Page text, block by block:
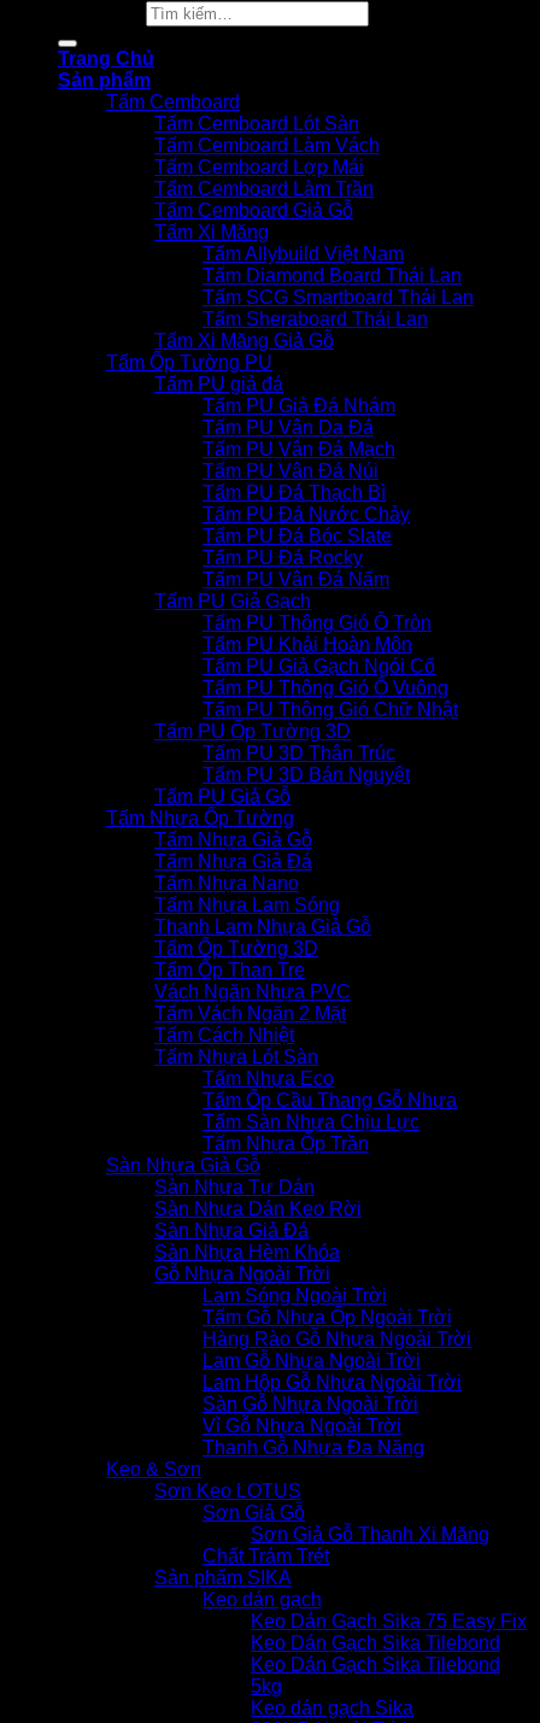
Trang Chủ
Sản phẩm
Tấm Cemboard
Tấm Cemboard Lót Sàn
Tấm Cemboard Làm Vách
Tấm Cemboard Lợp Mái
Tấm Cemboard Làm Trần
Tấm Cemboard Giả Gỗ
Tấm Xi Măng
Tấm Allybuild Việt Nam
Tấm Diamond Board Thái Lan
Tấm SCG Smartboard Thái Lan
Tấm Sheraboard Thái Lan
Tấm Xi Măng Giả Gỗ
Tấm Ốp Tường PU
Tấm PU giả đá
Tấm PU Giả Đá Nhám
Tấm PU Vân Da Đá
Tấm PU Vân Đá Mạch
Tấm PU Vân Đá Núi
Tấm PU Đá Thạch Bì
Tấm PU Đá Nước Chảy
Tấm PU Đá Bóc Slate
Tấm PU Đá Rocky
Tấm PU Vân Đá Nấm
Tấm PU Giả Gạch
Tấm PU Thông Gió Ô Tròn
Tấm PU Khải Hoàn Môn
Tấm PU Giả Gạch Ngói Cổ
Tấm PU Thông Gió Ô Vuông
Tấm PU Thông Gió Chữ Nhật
Tấm PU Ốp Tường 3D
Tấm PU 3D Thân Trúc
Tấm PU 3D Bán Nguyệt
Tấm PU Giả Gỗ
Tấm Nhựa Ốp Tường
Tấm Nhựa Giả Gỗ
Tấm Nhựa Giả Đá
Tấm Nhựa Nano
Tấm Nhựa Lam Sóng
Thanh Lam Nhựa Giả Gỗ
Tấm Ốp Tường 3D
Tấm Ốp Than Tre
Vách Ngăn Nhựa PVC
Tấm Vách Ngăn 2 Mặt
Tấm Cách Nhiệt
Tấm Nhựa Lót Sàn
Tấm Nhựa Eco
Tấm Ốp Cầu Thang Gỗ Nhựa
Tấm Sàn Nhựa Chịu Lực
Tấm Nhựa Ốp Trần
Sàn Nhựa Giả Gỗ
Sàn Nhựa Tự Dán
Sàn Nhựa Dán Keo Rời
Sàn Nhựa Giả Đá
Sàn Nhựa Hèm Khóa
Gỗ Nhựa Ngoài Trời
Lam Sóng Ngoài Trời
Tấm Gỗ Nhựa Ốp Ngoài Trời
Hàng Rào Gỗ Nhựa Ngoài Trời
Lam Gỗ Nhựa Ngoài Trời
Lam Hộp Gỗ Nhựa Ngoài Trời
Sàn Gỗ Nhựa Ngoài Trời
Vỉ Gỗ Nhựa Ngoài Trời
Thanh Gỗ Nhựa Đa Năng
Keo & Sơn
Sơn Keo LOTUS
Sơn Giả Gỗ
Sơn Giả Gỗ Thanh Xi Măng
Chất Trám Trét
Sản phẩm SIKA
Keo dán gạch
Keo Dán Gạch Sika 75 Easy Fix
Keo Dán Gạch Sika Tilebond
Keo Dán Gạch Sika Tilebond
5kg
Keo dán gạch Sika